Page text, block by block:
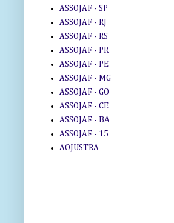
ASSOJAF - SP
ASSOJAF - RJ
ASSOJAF - RS
ASSOJAF - PR
ASSOJAF - PE
ASSOJAF - MG
ASSOJAF - GO
ASSOJAF - CE
ASSOJAF - BA
ASSOJAF - 15
AOJUSTRA